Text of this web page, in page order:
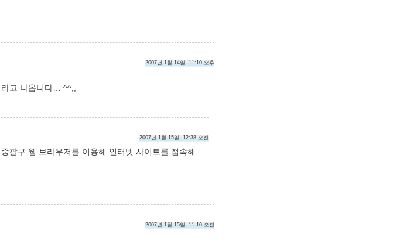
2007년 1월 14일, 11:10 오후
라고 나옵니다… ^^;;
2007년 1월 15일, 12:38 오전
팔구 웹 브라우저를 이용해 인터넷 사이트를 접속해 …
2007년 1월 15일, 11:10 오전